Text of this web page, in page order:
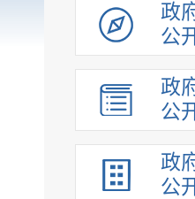
政
公
政
公
政
公